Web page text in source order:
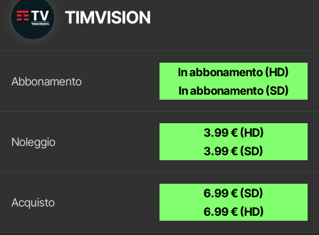
TIMVISION
In abbonamento (HD)
In abbonamento (SD)
3.99 € (HD)
3.99 € (SD)
6.99 € (SD)
6.99 € (HD)